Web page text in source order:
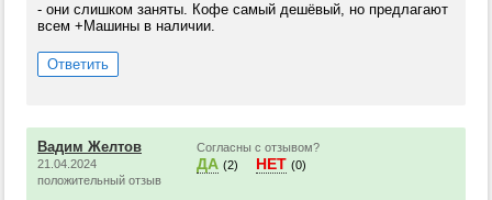
- они слишком заняты. Кофе самый дешёвый, но предлагают
всем +Машины в наличии.
Ответить
Вадим Желтов
21.04.2024
положительный отзыв
Согласны с отзывом?
ДА (2) НЕТ (0)